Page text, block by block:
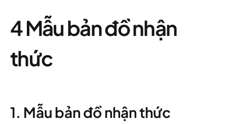
4 Mẫu bản đồ nhận
thức
1. Mẫu bản đồ nhận thức